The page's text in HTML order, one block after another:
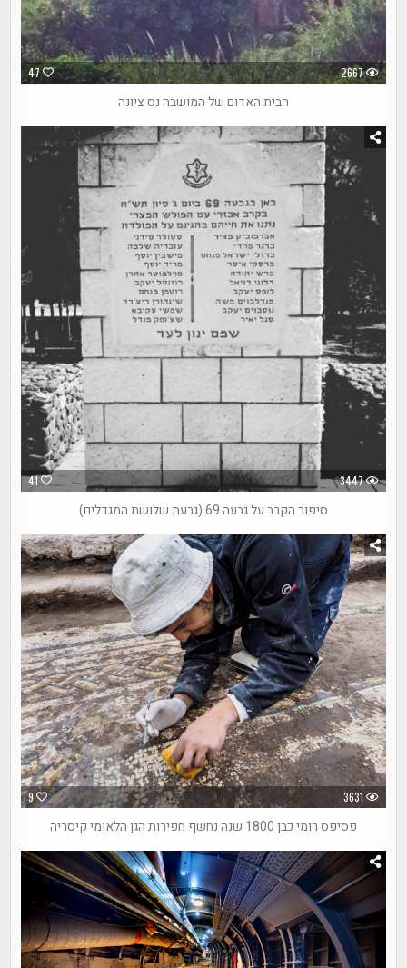
47 2667
הבית האדום של המושבה נס ציונה
41 3447
סיפור הקרב על גבעה 69 (גבעת שלושת המגדלים)
9 3631
פסיפס רומי כבן 1800 שנה נחשף חפירות הגן הלאומי קיסריה